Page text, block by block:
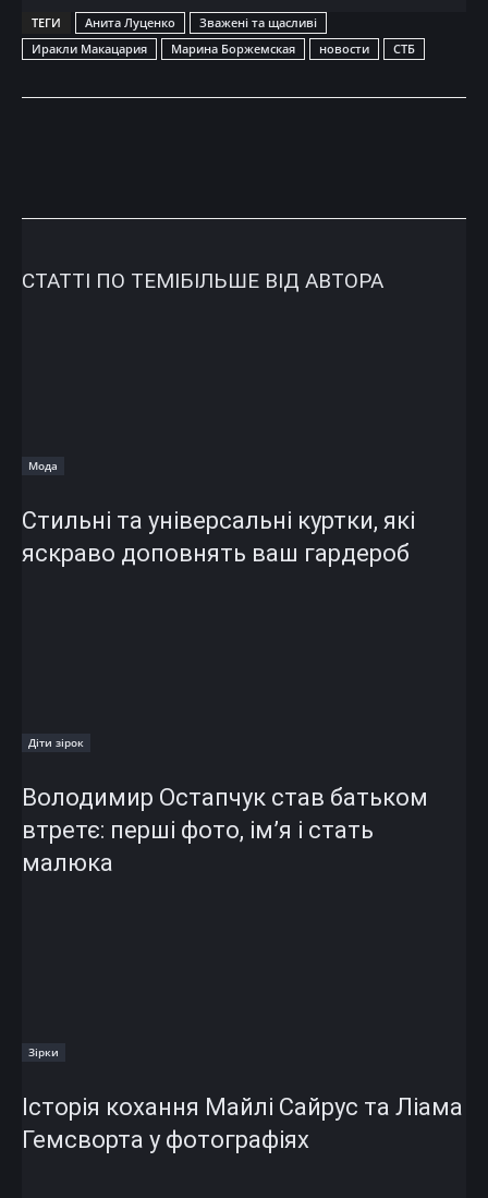
ТЕГИ Анита Луценко
Зважені та щасливі
Иракли Макацария
Марина Боржемская новости СТБ
СТАТТІ ПО ТЕМІБІЛЬШЕ ВІД АВТОРА
Мода
Стильні та універсальні куртки, які
яскраво доповнять ваш гардероб
Діти зірок
Володимир Остапчук став батьком
втретє: перші фото, ім’я і стать
малюка
Зірки
Історія кохання Майлі Сайрус та Ліама
Гемсворта у фотографіях